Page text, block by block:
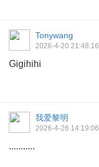
Tonywang
2026-4-20 21:48:16
Gigihihi
我爱黎明
2026-4-26 14:19:06
...........